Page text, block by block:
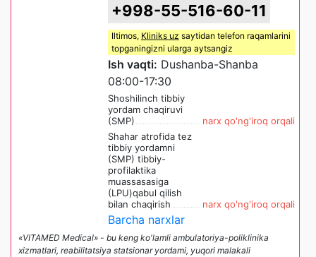
+998-55-516-60-11
Iltimos, Kliniks uz saytidan telefon raqamlarini
topganingizni ularga aytsangiz
Ish vaqti: Dushanba-Shanba
08:00-17:30
Shoshilinch tibbiy
yordam chaqiruvi
(SMP)
narx qo'ng'iroq orqali
Shahar atrofida tez
tibbiy yordamni
(SMP) tibbiy-
profilaktika
muassasasiga
(LPU)qabul qilish
bilan chaqirish
narx qo'ng'iroq orqali
Barcha narxlar
«VITAMED Medical» - bu keng ko'lamli ambulatoriya-poliklinika
xizmatlari, reabilitatsiya statsionar yordami, yuqori malakali